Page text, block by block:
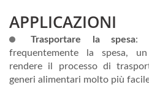
APPLICAZIONI
Trasportare la spesa:
frequentemente la spesa,
rendere il processo di
generi alimentari molto più